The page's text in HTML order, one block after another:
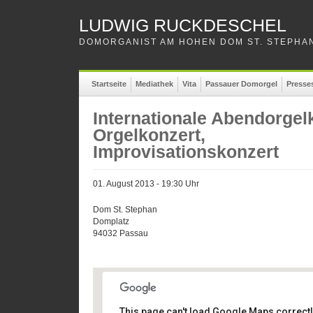
LUDWIG RUCKDESCHEL
DOMORGANIST AM HOHEN DOM ST.
Startseite Mediathek Vita Passauer Domorgel
Internationale
Orgelkonzert,
Improvisationskonzert
01. August 2013 - 19:30 Uhr
Dom St. Stephan
Domplatz
94032 Passau